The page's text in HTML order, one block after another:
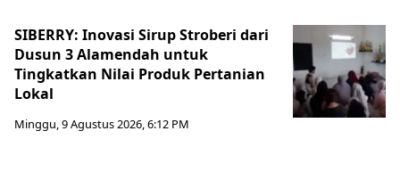
SIBERRY: Inovasi Sirup Stroberi dari
Dusun 3 Alamendah untuk
Tingkatkan Nilai Produk Pertanian
Lokal
Minggu, 9 Agustus 2026, 6:12 PM